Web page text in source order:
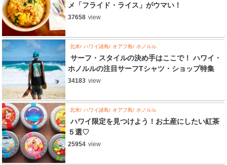
メ「フライド・ライス」がウマい！
37658 view
北米 ハワイ諸島 オアフ島 ホノルル
サーフ・スタイルの決め手はここで！ ハワイ・
ホノルルの注目サーフTシャツ・ショップ特集
34183 view
北米 ハワイ諸島 オアフ島 ホノルル
ハワイ限定を見つけよう！お土産にしたい紅茶
５選♡
25954 view